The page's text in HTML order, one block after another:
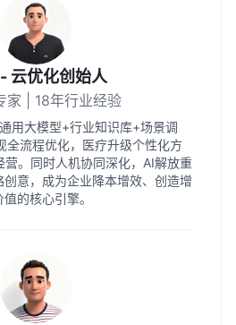
云优化创始人
家 | 18年行业经验
用大模型+行业知识库+场景调
全流程优化，医疗升级个性化方
。同时人机协同深化，AI解放重
意，成为企业降本增效、创造增
值的核心引擎。